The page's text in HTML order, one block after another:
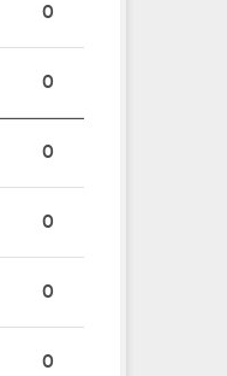
0
0
0
0
0
0